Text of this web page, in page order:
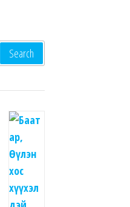
Search